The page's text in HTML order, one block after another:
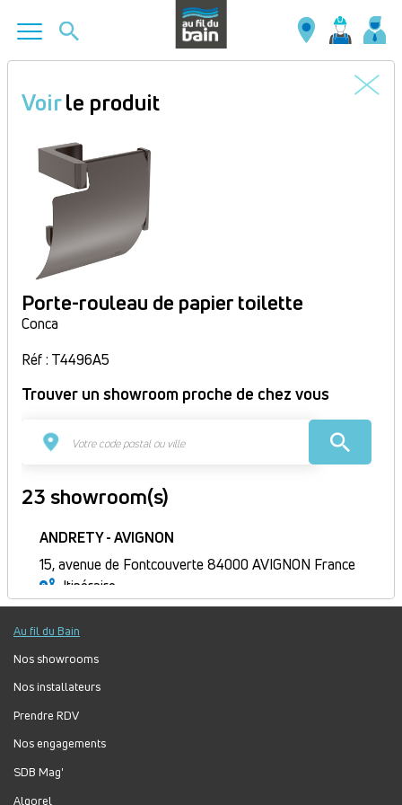
contenu
Voirle produit
Porte-rouleau de papier toilette
Conca
Réf : T4496A5
Trouver un showroom proche de chez vous
23 showroom(s)
ANDRETY - AVIGNON
15, avenue de Fontcouverte 84000 AVIGNON France
Itinéraire
Jour
Plage
horaire
Lundi :
Mardi :
Mercredi :
Vendredi :
Samedi :
Fermé
Dimanche :
Au fil du Bain
Nos showrooms
Nos installateurs
Prendre RDV
Nos engagements
SDB Mag'
Algorel